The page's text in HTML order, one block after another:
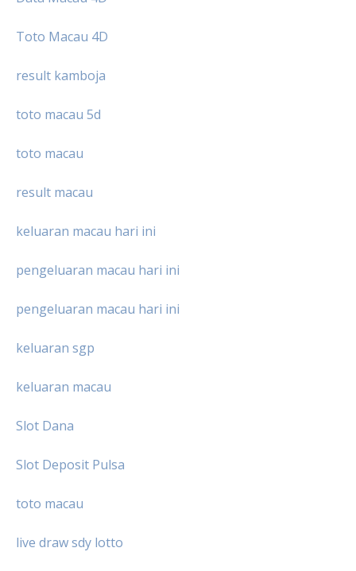
Toto Macau 4D
result kamboja
toto macau 5d
toto macau
result macau
keluaran macau hari ini
pengeluaran macau hari ini
pengeluaran macau hari ini
keluaran sgp
keluaran macau
Slot Dana
Slot Deposit Pulsa
toto macau
live draw sdy lotto